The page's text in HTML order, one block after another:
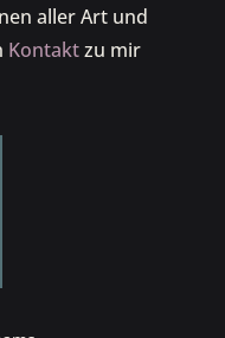
aller Art und
Kontaktzu mir